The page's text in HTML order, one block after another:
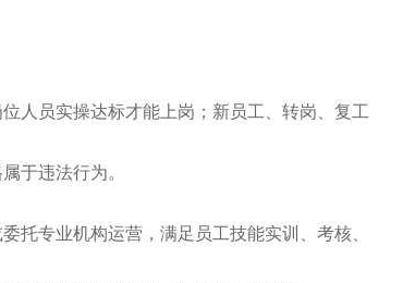
人员实操达标才能上岗；新员工、转岗、复工
于违法行为。
托专业机构运营，满足员工技能实训、考核、